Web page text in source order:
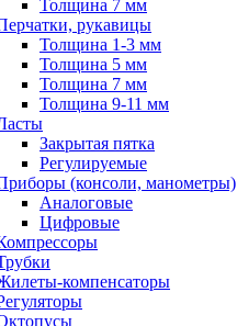
Толщина 7 мм
рукавицы
Толщина 1-3 мм
Толщина 5 мм
Толщина 7 мм
Толщина 9-11 мм
Закрытая пятка
Регулируемые
(консоли, манометры)
Аналоговые
Цифровые
компенсаторы